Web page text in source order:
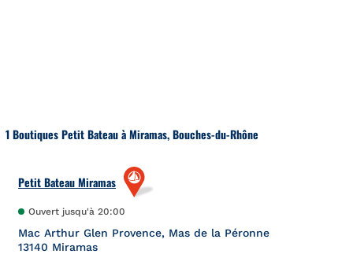
1 Boutiques Petit Bateau à Miramas, Bouches-du-Rhône
Petit Bateau Miramas
Ouvert jusqu'à 20:00
Mac Arthur Glen Provence, Mas de la Péronne
13140 Miramas